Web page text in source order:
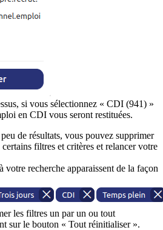
si vous sélectionnez « CDI (941) »
en CDI vous seront restituées.
de résultats, vous pouvez supprimer
filtres et critères et relancer votre
votre recherche apparaissent de la façon
les filtres un par un ou tout
sur le bouton « Tout réinitialiser ».